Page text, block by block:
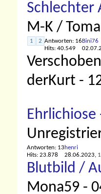
Schlechter
M-K /
1 2 Antworten: 16
Hits: 40.549
Bini76
derKurt -
Antworten: 13
Hits: 23.878
henri
28.06.2023,
Blutbild /
Mona59 -